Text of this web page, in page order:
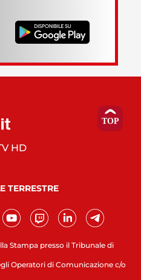
Stampa presso il Tribunale di
Operatori di Comunicazione c/o
HD
TERRESTRE